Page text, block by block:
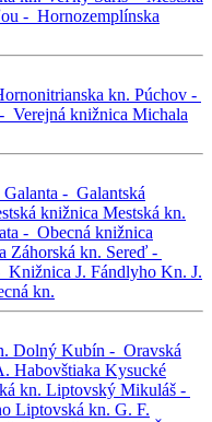
- Hornozemplínska
kn. Púchov -
Verejná knižnica Michala
Galanta - Galantská
knižnica Mestská kn.
- Obecná knižnica
Záhorská kn. Sereď -
Knižnica J. Fándlyho Kn. J.
kn.
Dolný Kubín - Oravská
Habovštiaka Kysucké
kn. Liptovský Mikuláš -
Liptovská kn. G. F.